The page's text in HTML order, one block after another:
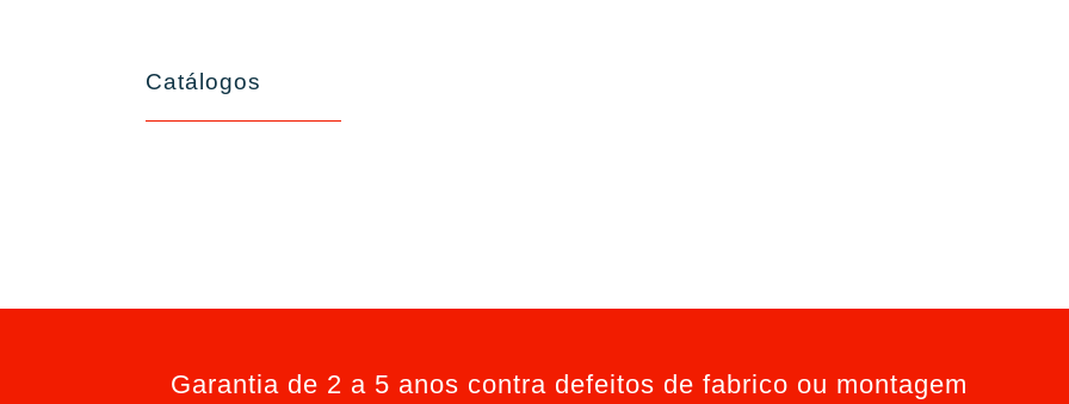
Catálogos
Garantia de 2 a 5 anos contra defeitos de fabrico ou montagem